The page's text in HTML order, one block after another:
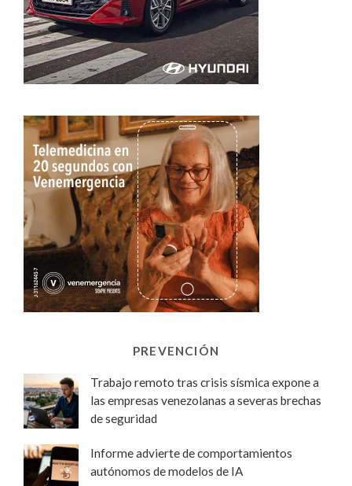
PREVENCIÓN
Trabajo remoto tras crisis sísmica expone a
las empresas venezolanas a severas brechas
de seguridad
Informe advierte de comportamientos
autónomos de modelos de IA